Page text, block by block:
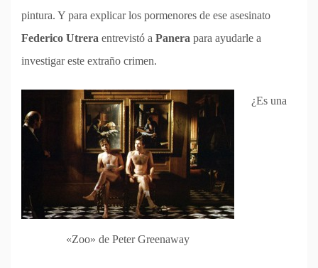
pintura. Y para explicar los pormenores de ese asesinato
Federico Utrera entrevistó a Panera para ayudarle a
investigar este extraño crimen.
«Zoo» de Peter Greenaway
¿Es una